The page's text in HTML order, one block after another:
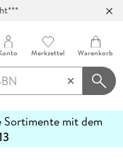
Merkzettel Warenkorb
mit dem